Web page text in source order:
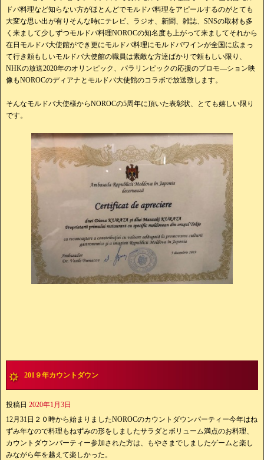
ドバ料理など知らない方がほとんどでモルドバ料理をアピールするのがとても
大変な思い出が有りそんな時にテレビ、ラジオ、新聞、雑誌、SNSの取材も多
く来まして少しずつモルドバ料理NOROCの知名度も上がって来ましてそれから
在日モルドバ大使館ができ更にモルドバ料理にモルドバワインが全国に広まっ
て行き頼もしいモルドバ大使館の職員は素敵な方達ばかりで頼もしい限り、
NHKの放送2020年のオリンピック、パラリンピックの応援のプロモ―ション映
像もNOROCのディアナとモルドバ大使館のコラボで放送致します。
そんなモルドバ大使様からNOROCの5周年に頂いた表彰状、とても嬉しい限り
です。
201９年カウントダウン
投稿日 2020年1月3日
12月31日２０時から始まりましたNOROCのカウントダウンパーティー今年はね
ずみ年なので料理もねずみの形をしましたサラダとボリューム満点のお料理、
カウントダウンパーティー参加された方は、もやさまでしましたゲームと楽し
みながら年を越えて楽しかった。